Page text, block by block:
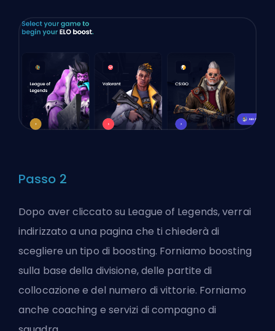
Passo 2
Dopo aver cliccato su League of Legends, verrai
indirizzato a una pagina che ti chiederà di
scegliere un tipo di boosting. Forniamo boosting
sulla base della divisione, delle partite di
collocazione e del numero di vittorie. Forniamo
anche coaching e servizi di compagno di